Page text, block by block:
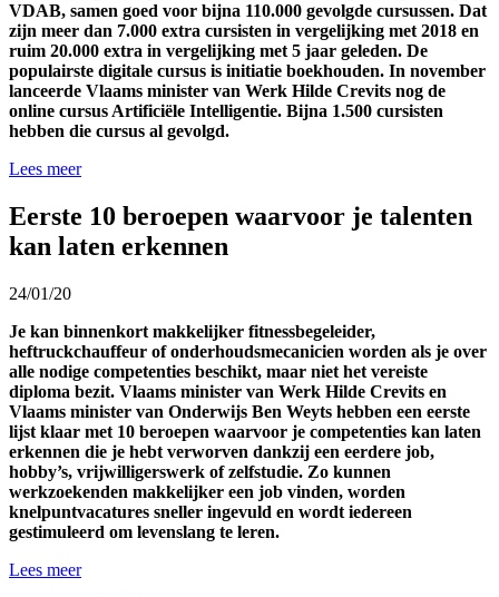
VDAB, samen goed voor bijna 110.000 gevolgde cursussen. Dat
zijn meer dan 7.000 extra cursisten in vergelijking met 2018 en
ruim 20.000 extra in vergelijking met 5 jaar geleden. De
populairste digitale cursus is initiatie boekhouden. In november
lanceerde Vlaams minister van Werk Hilde Crevits nog de
online cursus Artificiële Intelligentie. Bijna 1.500 cursisten
hebben die cursus al gevolgd.
Lees meer
Eerste 10 beroepen waarvoor je talenten
kan laten erkennen
24/01/20
Je kan binnenkort makkelijker fitnessbegeleider,
heftruckchauffeur of onderhoudsmecanicien worden als je over
alle nodige competenties beschikt, maar niet het vereiste
diploma bezit. Vlaams minister van Werk Hilde Crevits en
Vlaams minister van Onderwijs Ben Weyts hebben een eerste
lijst klaar met 10 beroepen waarvoor je competenties kan laten
erkennen die je hebt verworven dankzij een eerdere job,
hobby’s, vrijwilligerswerk of zelfstudie. Zo kunnen
werkzoekenden makkelijker een job vinden, worden
knelpuntvacatures sneller ingevuld en wordt iedereen
gestimuleerd om levenslang te leren.
Lees meer